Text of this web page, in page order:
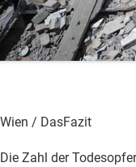
Wien / DasFazit
Die Zahl der